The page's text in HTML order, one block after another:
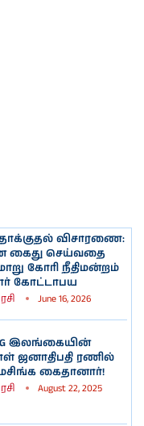
விசாரணை:
செய்வதை
கோரி நீதிமன்றம்
கோட்டாபய
June 16, 2026
இலங்கையின்
ஜனாதிபதி ரணில்
கைதானார்!
August 22, 2025